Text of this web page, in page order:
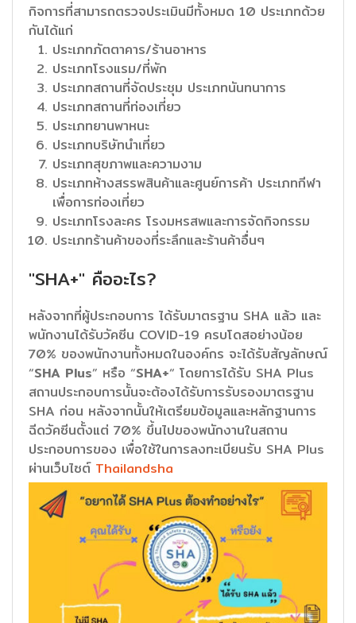
กิจการที่สามารถตรวจประเมินมีทั้งหมด 10 ประเภทด้วย
กันได้แก่
ประเภทภัตตาคาร/ร้านอาหาร
ประเภทโรงแรม/ที่พัก
ประเภทสถานที่จัดประชุม ประเภทนันทนาการ
ประเภทสถานที่ท่องเที่ยว
ประเภทยานพาหนะ
ประเภทบริษัทนำเที่ยว
ประเภทสุขภาพและความงาม
ประเภทห้างสรรพสินค้าและศูนย์การค้า ประเภทกีฬา
เพื่อการท่องเที่ยว
ประเภทโรงละคร โรงมหรสพและการจัดกิจกรรม
ประเภทร้านค้าของที่ระลึกและร้านค้าอื่นๆ
"SHA+" คืออะไร?
หลังจากที่ผู้ประกอบการ ได้รับมาตรฐาน SHA แล้ว และ
พนักงานได้รับวัคซีน COVID-19 ครบโดสอย่างน้อย
70% ของพนักงานทั้งหมดในองค์กร จะได้รับสัญลักษณ์
“SHA Plus” หรือ “SHA+“ โดยการได้รับ SHA Plus
สถานประกอบการนั้นจะต้องได้รับการรับรองมาตรฐาน
SHA ก่อน หลังจากนั้นให้เตรียมข้อมูลและหลักฐานการ
ฉีดวัคซีนตั้งแต่ 70% ขึ้นไปของพนักงานในสถาน
ประกอบการของ เพื่อใช้ในการลงทะเบียนรับ SHA Plus
ผ่านเว็บไซต์ Thailandsha